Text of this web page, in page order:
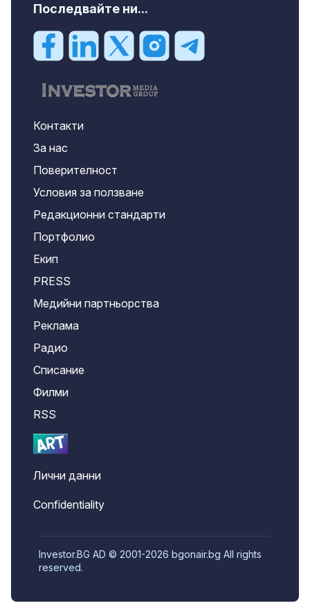
Последвайте ни...
Контакти
За нас
Поверителност
Условия за ползване
Редакционни стандарти
Портфолио
Екип
PRESS
Медийни партньорства
Реклама
Радио
Списание
Филми
RSS
Лични данни
Confidentiality
Investor.BG AD © 2001-2026 bgonair.bg All rights
reserved.